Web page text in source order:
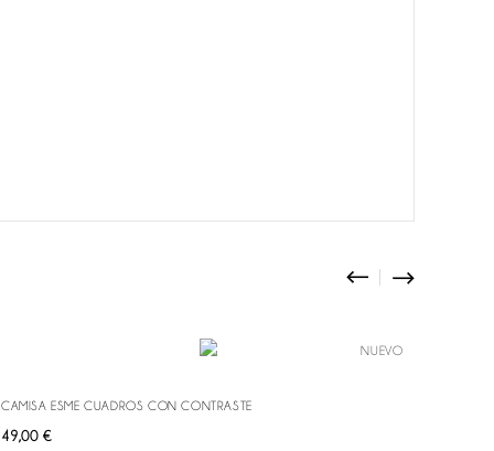
NUEVO
CAMISA ESME CUADROS CON CONTRASTE
Precio
49,00 €